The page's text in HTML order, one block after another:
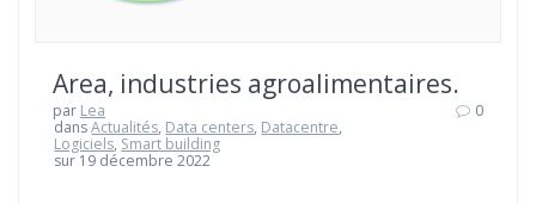
Area, industries agroalimentaires.
par Lea
dansActualités, Data centers, Datacentre,
Logiciels, Smart building
sur 19 décembre 2022
0